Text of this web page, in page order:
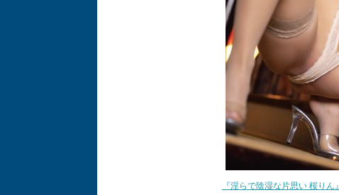
『淫らで陰湿な片思い 桜りん』